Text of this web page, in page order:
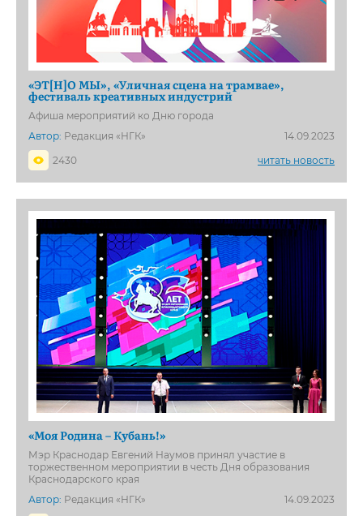
«ЭТ[Н]О МЫ», «Уличная сцена на трамвае»,
фестиваль креативных индустрий
Афиша мероприятий ко Дню города
Автор: Редакция «НГК»
14.09.2023
2430
читать новость
«Моя Родина – Кубань!»
Мэр Краснодар Евгений Наумов принял участие в
торжественном мероприятии в честь Дня образования
Краснодарского края
Автор: Редакция «НГК»
14.09.2023